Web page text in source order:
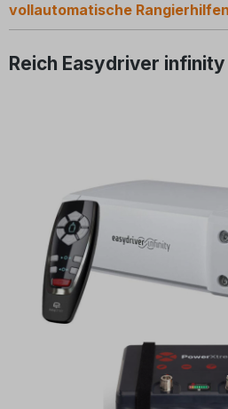
vollautomatische Rangierhilfen
Reich Easydriver